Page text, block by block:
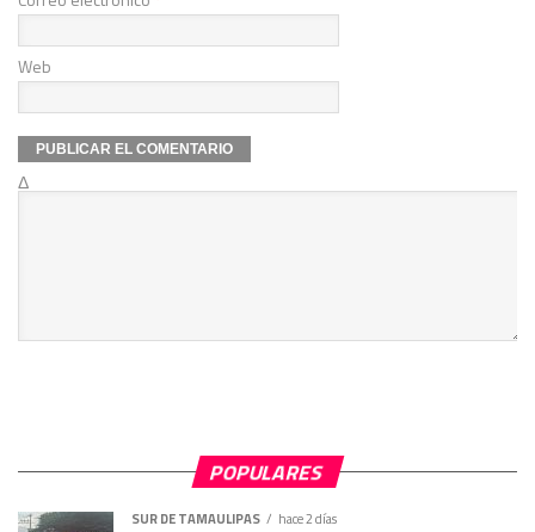
Web
Δ
POPULARES
SUR DE TAMAULIPAS hace 2 días